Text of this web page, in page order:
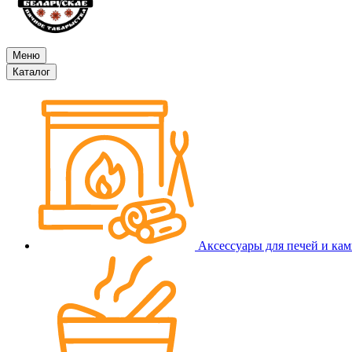
Меню
Каталог
Аксессуары для печей и